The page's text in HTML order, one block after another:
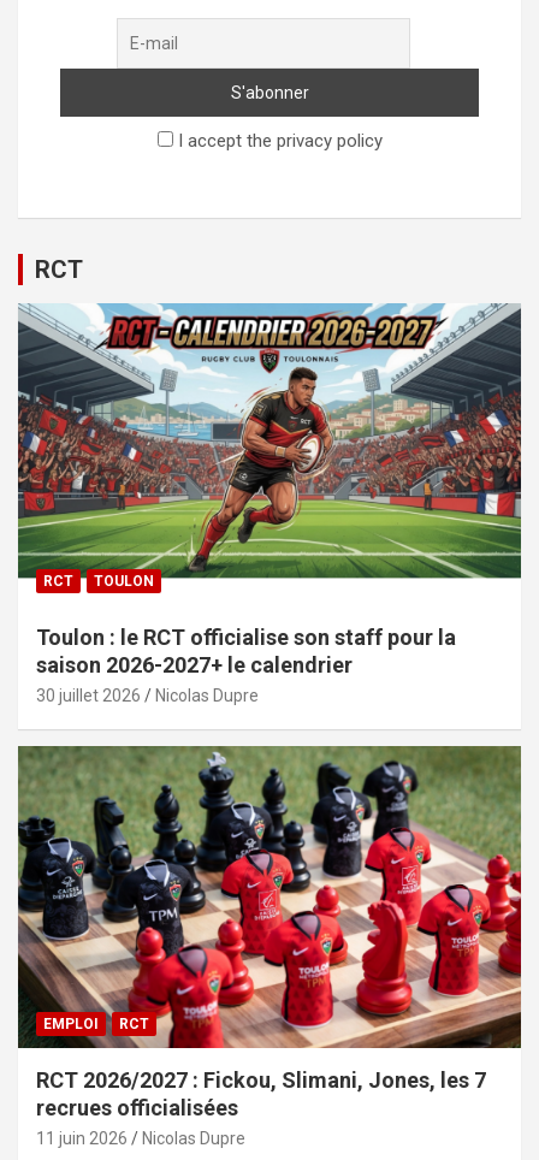
I accept the privacy policy
RCT
RCT TOULON
Toulon : le RCT officialise son staff pour la
saison 2026-2027+ le calendrier
30 juillet 2026 Nicolas Dupre
EMPLOI RCT
RCT 2026/2027 : Fickou, Slimani, Jones, les 7
recrues officialisées
11 juin 2026 Nicolas Dupre